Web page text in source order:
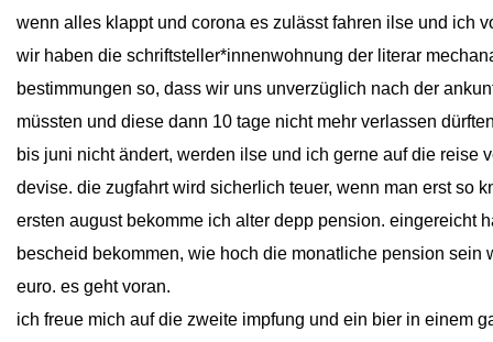
wenn alles klappt und corona es zulässt fahren ilse und ich
wir haben die schriftsteller*innenwohnung der literar
bestimmungen so, dass wir uns unverzüglich nach der
müssten und diese dann 10 tage nicht mehr verlassen
bis juni nicht ändert, werden ilse und ich gerne auf die reise
devise. die zugfahrt wird sicherlich teuer, wenn man erst so
ersten august bekomme ich alter depp pension. eingereicht
bescheid bekommen, wie hoch die monatliche pension sein
euro. es geht voran.
ich freue mich auf die zweite impfung und ein bier in einem